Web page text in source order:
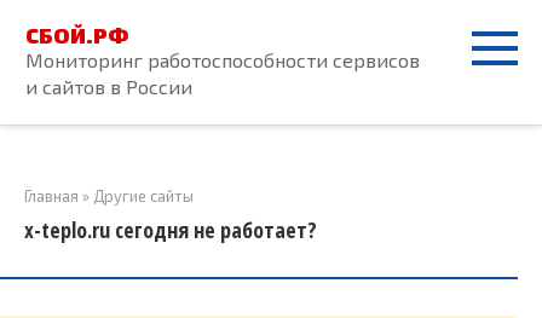
контенту
СБОЙ.РФ
Мониторинг работоспособности сервисов
и сайтов в России
Главная » Другие сайты
x-teplo.ru сегодня не работает?